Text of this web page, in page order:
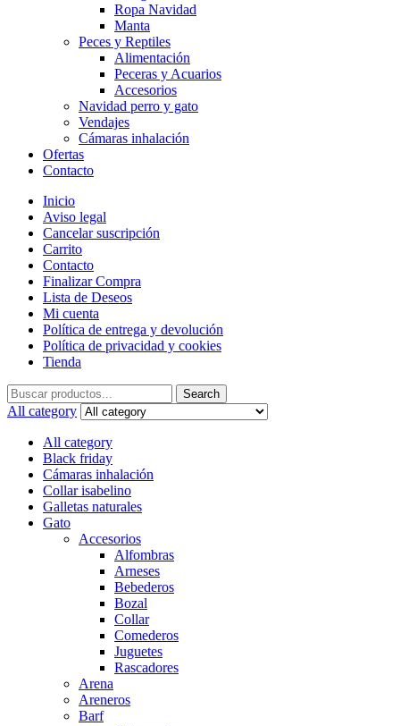
Ropa Navidad
Manta
Peces y Reptiles
Alimentación
Peceras y Acuarios
Accesorios
Navidad perro y gato
Vendajes
Cámaras inhalación
Ofertas
Contacto
Inicio
Aviso legal
Cancelar suscripción
Carrito
Contacto
Finalizar Compra
Lista de Deseos
Mi cuenta
Política de entrega y devolución
Política de privacidad y cookies
Tienda
Search
All category
All category
Black friday
Cámaras inhalación
Collar isabelino
Galletas naturales
Gato
Accesorios
Alfombras
Arneses
Bebederos
Bozal
Collar
Comederos
Juguetes
Rascadores
Arena
Areneros
Barf